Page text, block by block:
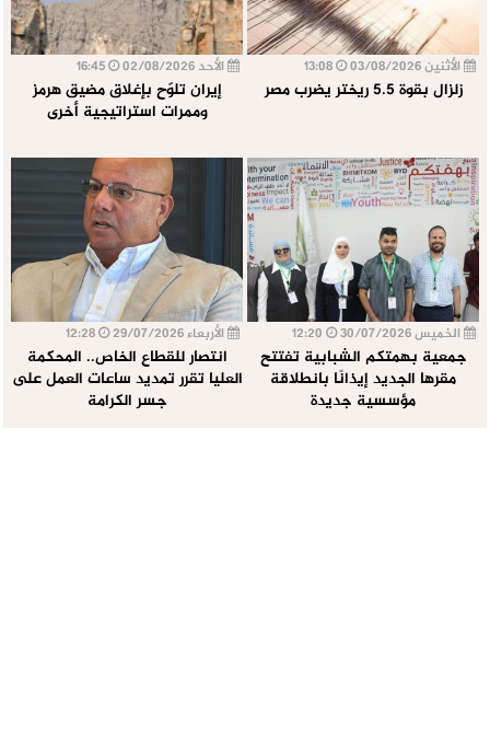
الأثنين 03/08/2026
زلزال بقوة 5.5 ريختر يضرب مصر
الأحد 02/08/2026
إيران تلوّح بإغلاق مضيق هرمز
وممرات استراتيجية أخرى
الخميس 30/07/2026
جمعية بهمتكم الشبابية تفتتح
مقرها الجديد إيذانًا بانطلاقة
مؤسسية جديدة
الأربعاء 29/07/2026
انتصار للقطاع الخاص.. المحكمة
العليا تقرر تمديد ساعات العمل على
جسر الكرامة